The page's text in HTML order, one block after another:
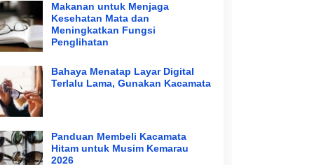
Makanan untuk Menjaga
Kesehatan Mata dan
Meningkatkan Fungsi
Penglihatan
Bahaya Menatap Layar Digital
Terlalu Lama, Gunakan Kacamata
Panduan Membeli Kacamata
Hitam untuk Musim Kemarau
2026